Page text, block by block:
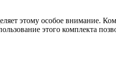
этому особое внимание.
этого комплекта